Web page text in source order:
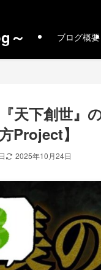
～ ブログ概要
天下創世』
Project】
2025年10月24日